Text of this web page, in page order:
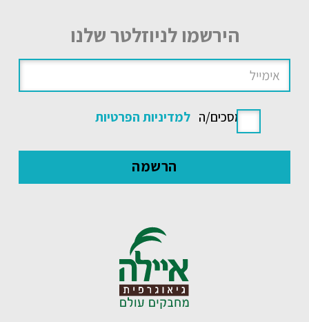
הירשמו לניוזלטר שלנו
אני מסכים/ה למדיניות הפרטיות